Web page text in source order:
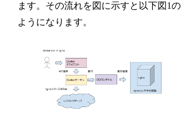
ます。その流れを図に示すと以下図1の
ようになります。